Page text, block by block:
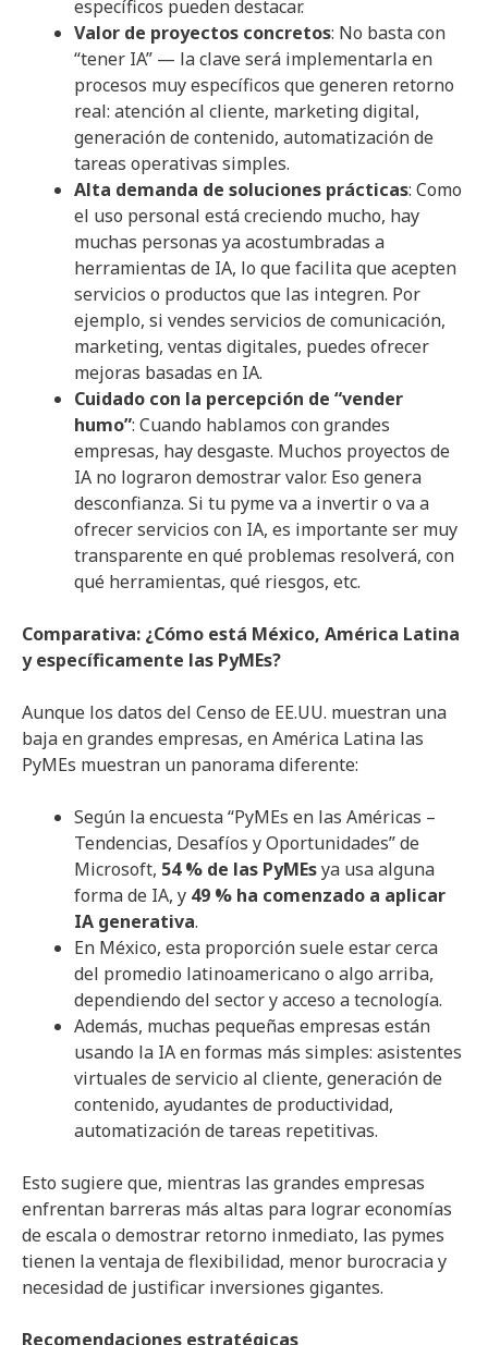
específicos pueden destacar.
Valor de proyectos concretos: No basta con
“tener IA” — la clave será implementarla en
procesos muy específicos que generen retorno
real: atención al cliente, marketing digital,
generación de contenido, automatización de
tareas operativas simples.
Alta demanda de soluciones prácticas: Como
el uso personal está creciendo mucho, hay
muchas personas ya acostumbradas a
herramientas de IA, lo que facilita que acepten
servicios o productos que las integren. Por
ejemplo, si vendes servicios de comunicación,
marketing, ventas digitales, puedes ofrecer
mejoras basadas en IA.
Cuidado con la percepción de “vender
humo”: Cuando hablamos con grandes
empresas, hay desgaste. Muchos proyectos de
IA no lograron demostrar valor. Eso genera
desconfianza. Si tu pyme va a invertir o va a
ofrecer servicios con IA, es importante ser muy
transparente en qué problemas resolverá, con
qué herramientas, qué riesgos, etc.
Comparativa: ¿Cómo está México, América Latina
y específicamente las PyMEs?
Aunque los datos del Censo de EE.UU. muestran una
baja en grandes empresas, en América Latina las
PyMEs muestran un panorama diferente:
Según la encuesta “PyMEs en las Américas –
Tendencias, Desafíos y Oportunidades” de
Microsoft, 54 % de las PyMEsya usa alguna
forma de IA, y 49 % ha comenzado a aplicar
IA generativa.
En México, esta proporción suele estar cerca
del promedio latinoamericano o algo arriba,
dependiendo del sector y acceso a tecnología.
Además, muchas pequeñas empresas están
usando la IA en formas más simples: asistentes
virtuales de servicio al cliente, generación de
contenido, ayudantes de productividad,
automatización de tareas repetitivas.
Esto sugiere que, mientras las grandes empresas
enfrentan barreras más altas para lograr economías
de escala o demostrar retorno inmediato, las pymes
tienen la ventaja de flexibilidad, menor burocracia y
necesidad de justificar inversiones gigantes.
Recomendaciones estratégicas